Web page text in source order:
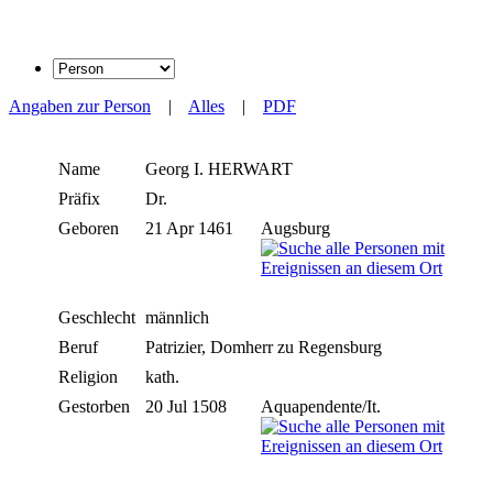
Angaben zur Person | Alles | PDF
Name Georg I. HERWART
Präfix
Dr.
Geboren
21 Apr 1461 Augsburg
Geschlecht männlich
Beruf
Patrizier, Domherr zu Regensburg
Religion
kath.
Gestorben
20 Jul 1508 Aquapendente/It.